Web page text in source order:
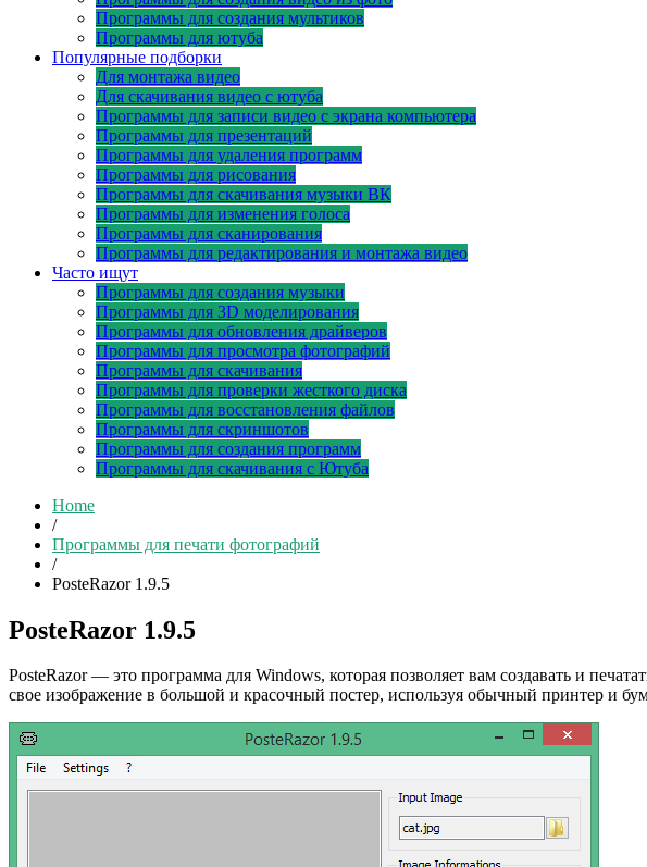
Программы для создания мультиков
Программы для ютуба
Популярные подборки
Для монтажа видео
Для скачивания видео с ютуба
Программы для записи видео с экрана компьютера
Программы для презентаций
Программы для удаления программ
Программы для рисования
Программы для скачивания музыки ВК
Программы для изменения голоса
Программы для сканирования
Программы для редактирования и монтажа видео
Часто ищут
Программы для создания музыки
Программы для 3D моделирования
Программы для обновления драйверов
Программы для просмотра фотографий
Программы для скачивания
Программы для проверки жесткого диска
Программы для восстановления файлов
Программы для скриншотов
Программы для создания программ
Программы для скачивания с Ютуба
Home
/
Программы для печати фотографий
/
PosteRazor 1.9.5
PosteRazor 1.9.5
PosteRazor — это программа для Windows, которая позволяет вам создавать и
свое изображение в большой и красочный постер, используя обычный принтер и